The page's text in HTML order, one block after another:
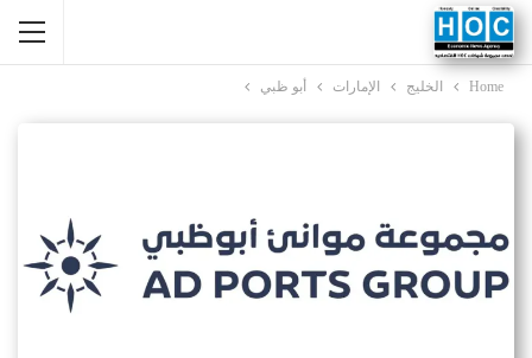
Home الخليج الإمارات أبو ظبي